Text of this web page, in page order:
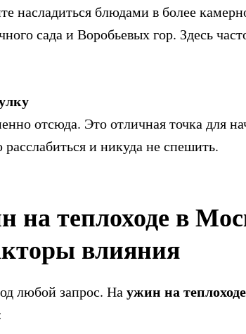
насладиться блюдами в более
сада и Воробьевых гор. Здесь
отсюда. Это отличная точка для
и никуда не спешить.
на теплоходе в
влияния
любой запрос. Наужин на